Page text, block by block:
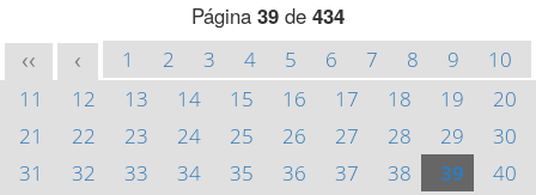
Página 39 de 434
<< < 1 2 3 4 5 6 7 8 9
10
11
12 13 14 15 16 17 18 19
20
21
22 23 24 25 26 27 28 29
30
31
32 33 34 35 36 37 38 39
40